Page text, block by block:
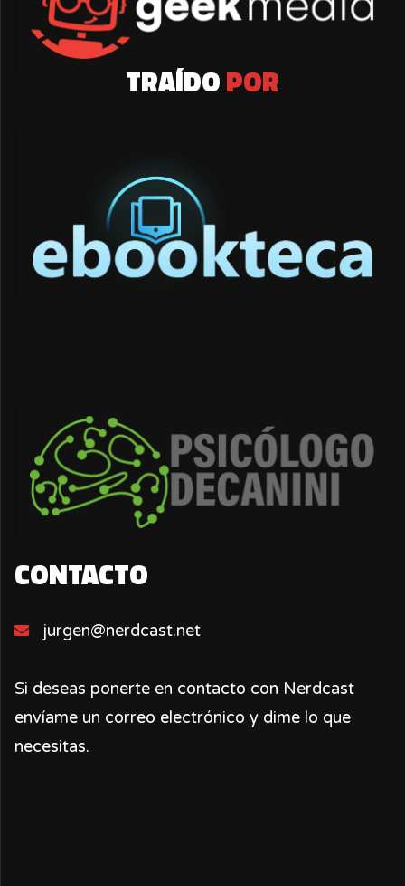
TRAÍDOPOR
CONTACTO
jurgen@nerdcast.net
Si deseas ponerte en contacto con Nerdcast
envíame un correo electrónico y dime lo que
necesitas.